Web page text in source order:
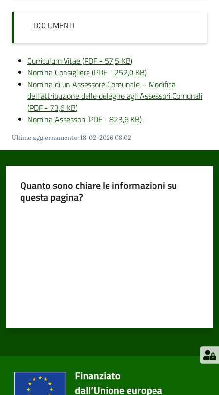
DOCUMENTI
Curriculum Vitae(PDF - 57,5 KB)
Nomina Consigliere(PDF - 252,0 KB)
Nomina di un Assessore Comunale – Modifica
dell'attribuzione delle deleghe agli Assessori Comunali
(PDF - 73,6 KB)
Nomina Assessori(PDF - 823,6 KB)
Ultimo aggiornamento:18-02-2026 08:02
Quanto sono chiare le informazioni su
questa pagina?